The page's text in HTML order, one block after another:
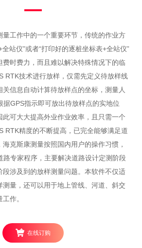
量工作中的一个重要环节，传统的作业方
站仪”或者“打印好的逐桩坐标表+全站仪”
费时费力，而且难以解决特殊情况下的临
RTK技术进行放样，仅需先定义待放样线
关信息自动计算待放样点的坐标，测量人
据GPS指示即可放出待放样点的实地位
此可大大提高外业作业效率，且只需一个
RTK精度的不断提高，已完全能够满足道
克斯康测量按照国内用户的操作习惯，
路专家程序，主要解决道路设计定测阶段
段涉及到的放样测量问题。本软件不仅适
测量，还可以用于地上管线、河道、斜交
作。
在线订购